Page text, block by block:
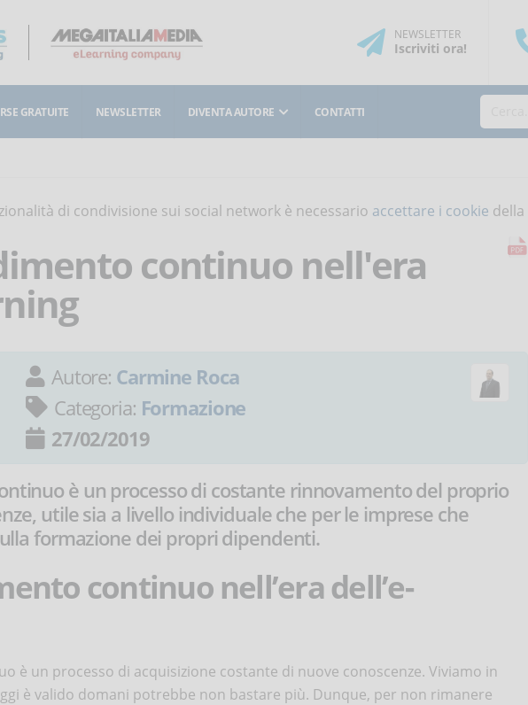
NEWSLETTER
Iscriviti ora!
GRATUITE NEWSLETTER DIVENTA AUTORE CONTATTI
di condivisione sui social network è necessario accettare i cookie della
continuo nell'era
Autore: Carmine Roca
Categoria: Formazione
27/02/2019
è un processo di costante rinnovamento del proprio
utile sia a livello individuale che per le imprese che
formazione dei propri dipendenti.
continuo nell’era dell’e-
è un processo di acquisizione costante di nuove conoscenze. Viviamo in
è valido domani potrebbe non bastare più. Dunque, per non rimanere